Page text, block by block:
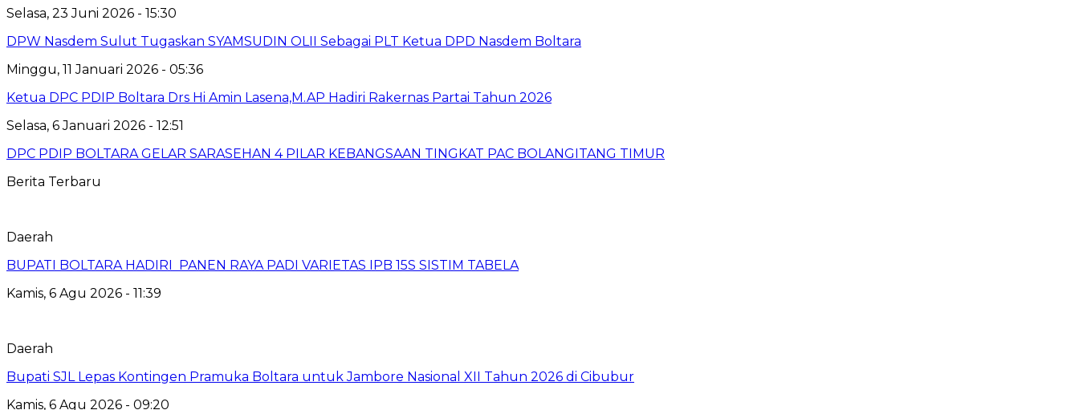
Selasa, 23 Juni 2026 - 15:30
DPW Nasdem Sulut Tugaskan SYAMSUDIN OLII Sebagai PLT Ketua DPD Nasdem Boltara
Minggu, 11 Januari 2026 - 05:36
Ketua DPC PDIP Boltara Drs Hi Amin Lasena,M.AP Hadiri Rakernas Partai Tahun 2026
Selasa, 6 Januari 2026 - 12:51
DPC PDIP BOLTARA GELAR SARASEHAN 4 PILAR KEBANGSAAN TINGKAT PAC BOLANGITANG TIMUR
Berita Terbaru
Daerah
BUPATI BOLTARA HADIRI PANEN RAYA PADI VARIETAS IPB 15S SISTIM TABELA
Kamis, 6 Agu 2026 - 11:39
Daerah
Bupati SJL Lepas Kontingen Pramuka Boltara untuk Jambore Nasional XII Tahun 2026 di Cibubur
Kamis, 6 Agu 2026 - 09:20